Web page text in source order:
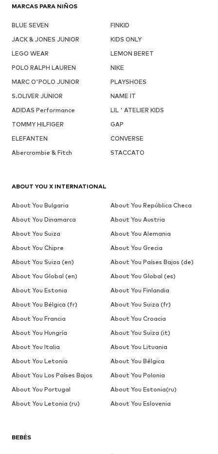
MARCAS PARA NIÑOS
BLUE SEVEN
FINKID
JACK & JONES JUNIOR
KIDS ONLY
LEGO WEAR
LEMON BERET
POLO RALPH LAUREN
NIKE
MARC O'POLO JUNIOR
PLAYSHOES
S.OLIVER JUNIOR
NAME IT
ADIDAS Performance
LIL ' ATELIER KIDS
TOMMY HILFIGER
GAP
ELEFANTEN
CONVERSE
Abercrombie & Fitch
STACCATO
BEBÉS
ABOUT YOU X INTERNATIONAL
About You Bulgaria
About You República Checa
About You Dinamarca
About You Austria
About You Suiza
About You Alemania
About You Chipre
About You Grecia
About You Suiza (en)
About You Países Bajos (de)
About You Global (en)
About You Global (es)
About You Estonia
About You Finlandia
About You Bélgica (fr)
About You Suiza (fr)
About You Francia
About You Croacia
About You Hungría
About You Suiza (it)
About You Italia
About You Lituania
About You Letonia
About You Bélgica
About You Los Países Bajos
About You Polonia
About You Portugal
About You Estonia(ru)
About You Letonia (ru)
About You Eslovenia